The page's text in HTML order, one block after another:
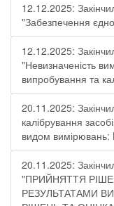
12.12.2025:
"Забезпечення
12.12.2025:
"Невизначеність
випробування та
20.11.2025:
калібрування
видом
20.11.2025:
"ПРИЙНЯТТЯ
РЕЗУЛЬТАТАМИ